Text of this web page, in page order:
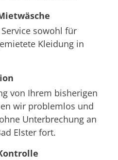
sowohl für
Kleidung in
von Ihrem bisherigen
wir problemlos und
Unterbrechung an
Elster fort.